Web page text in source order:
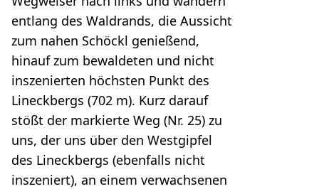
entlang des Waldrands, die Aussicht
zum nahen Schöckl genießend,
hinauf zum bewaldeten und nicht
inszenierten höchsten Punkt des
Lineckbergs (702 m). Kurz darauf
stößt der markierte Weg (Nr. 25) zu
uns, der uns über den Westgipfel
des Lineckbergs (ebenfalls nicht
inszeniert), an einem verwachsenen